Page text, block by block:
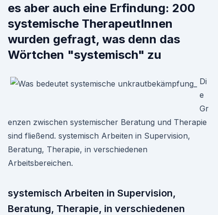
es aber auch eine Erfindung: 200
systemische TherapeutInnen
wurden gefragt, was denn das
Wörtchen "systemisch" zu
Di
e
Gr
enzen zwischen systemischer Beratung und Therapie
sind fließend. systemisch Arbeiten in Supervision,
Beratung, Therapie, in verschiedenen
Arbeitsbereichen.
systemisch Arbeiten in Supervision,
Beratung, Therapie, in verschiedenen